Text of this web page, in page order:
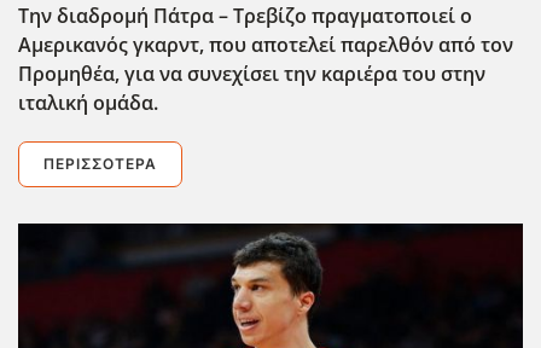
Την διαδρομή Πάτρα – Τρεβίζο πραγματοποιεί ο
Αμερικανός γκαρντ, που αποτελεί παρελθόν από τον
Προμηθέα, για να συνεχίσει την καριέρα του στην
ιταλική ομάδα.
ΠΕΡΙΣΣΌΤΕΡΑ